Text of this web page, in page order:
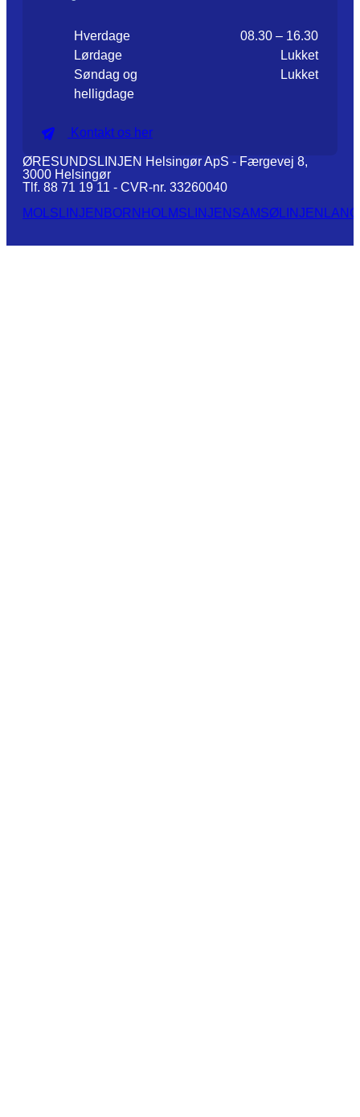
Hverdage
08.30 – 16.30
Lørdage
Lukket
Søndag og
helligdage
Lukket
Kontakt os her
ØRESUNDSLINJEN Helsingør ApS - Færgevej 8,
3000 Helsingør
Tlf. 88 71 19 11 - CVR-nr. 33260040
MOLSLINJEN BORNHOLMSLINJEN SAMSØLINJEN